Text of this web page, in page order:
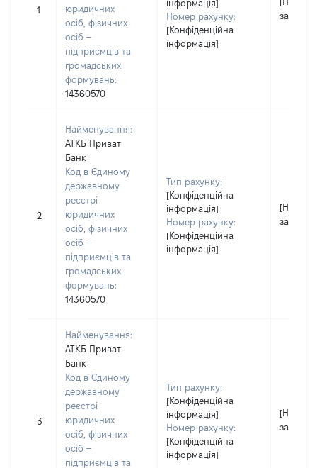
1
юридичних
осіб, фізичних
осіб –
підприємців та
громадських
формувань:
14360570
інформація]
Номер рахунку:
[Конфіденційна
інформація]
2
Найменування:
АТКБ Приват
Банк
Код в Єдиному
державному
реєстрі
юридичних
осіб, фізичних
осіб –
підприємців та
громадських
формувань:
14360570
Тип рахунку:
[Конфіденційна
інформація]
Номер рахунку:
[Конфіденційна
інформація]
[Не
3
Найменування:
АТКБ Приват
Банк
Код в Єдиному
державному
реєстрі
юридичних
осіб, фізичних
осіб –
підприємців та
Тип рахунку:
[Конфіденційна
інформація]
Номер рахунку:
[Конфіденційна
інформація]
[Не